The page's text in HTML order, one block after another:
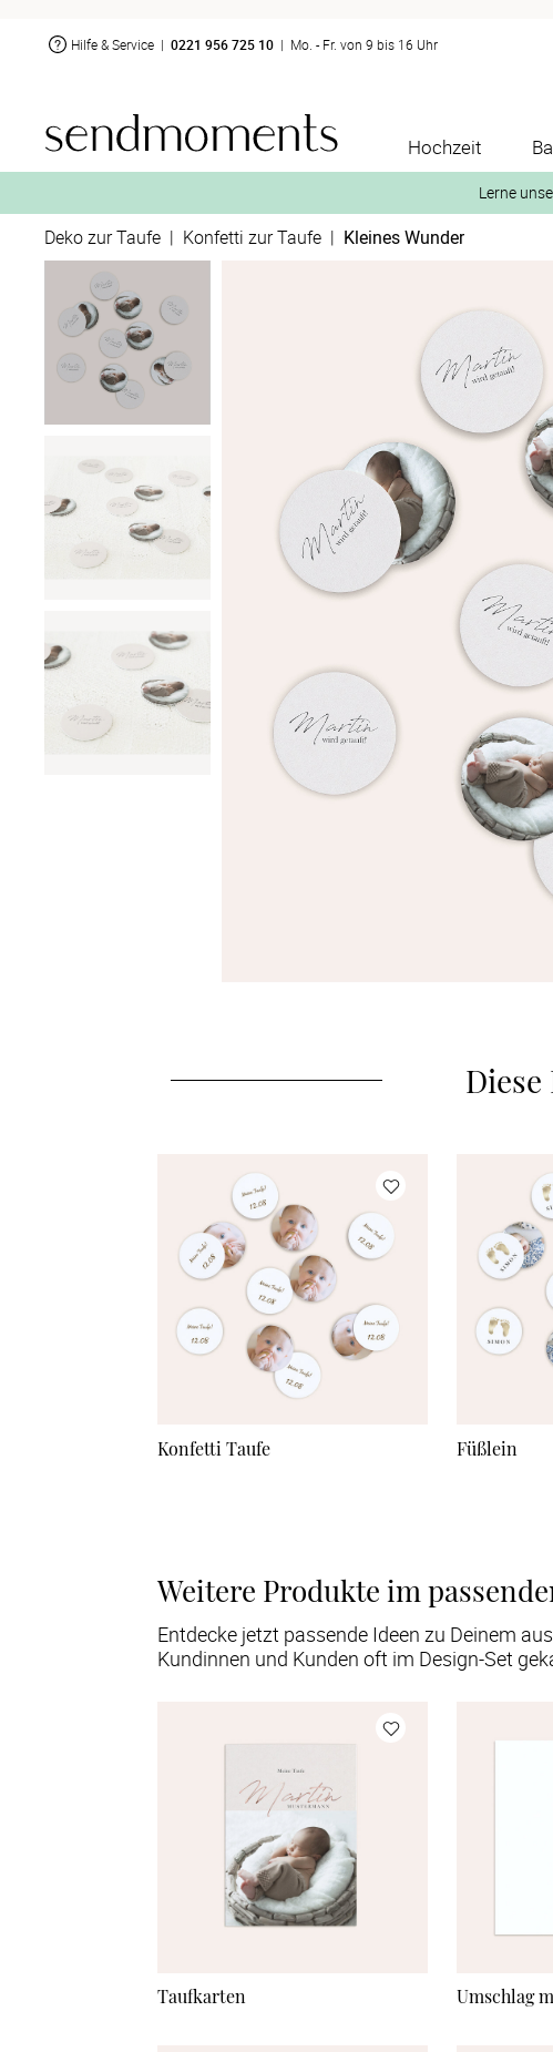
Hilfe & Service | 0221 956 725 10 | Mo. - Fr. von 9 bis 16 Uhr
Hochzeit
Lerne
2. Aktiviere „kostenlose
Deko zur Taufe | Konfetti zur Taufe | Kleines Wunder
Konfetti Taufe Füßlein
Weitere Produkte im
Entdecke jetzt passende Ideen zu Deinem
Kundinnen und Kunden oft im Design-Set
Taufkarten Umschlag